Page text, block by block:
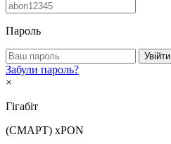
Пароль
Увійти
Забули пароль?
×
Гігабіт
(СМАРТ) xPON